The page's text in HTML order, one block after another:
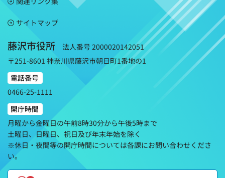
サイトマップ
藤沢市役所
法人番号 2000020142051
〒251-8601 神奈川県藤沢市朝日町1番地の1
電話番号
0466-25-1111
開庁時間
月曜から金曜日の午前8時30分から午後5時まで
土曜日、日曜日、祝日及び年末年始を除く
※休日・夜間等の開庁時間については各課にお問い合わせくださ
い。